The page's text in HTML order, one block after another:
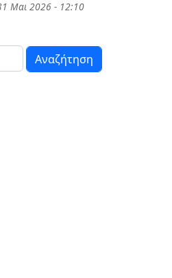
περιεχόμενο
Μαι 2026 - 12:10